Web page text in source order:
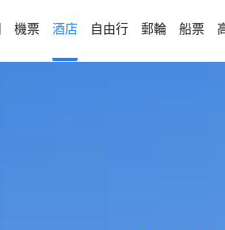
機票 酒店 自由行 郵輪 船票